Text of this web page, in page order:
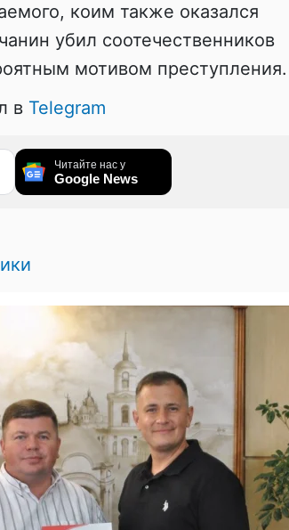
коим также оказался
убил соотечественников
мотивом преступления.
в Telegram
Читайте нас у
Google News